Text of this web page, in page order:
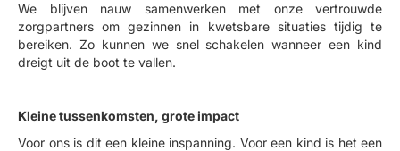
We blijven nauw samenwerken met onze vertrouwde
zorgpartners om gezinnen in kwetsbare situaties tijdig te
bereiken. Zo kunnen we snel schakelen wanneer een kind
dreigt uit de boot te vallen.
Kleine tussenkomsten, grote impact
Voor ons is dit een kleine inspanning. Voor een kind is het een